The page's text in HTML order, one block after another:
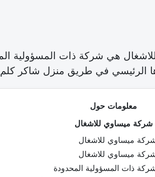
هي شركة ذات المسؤولية
في طريق منزل شاكر كلم 3 صفاقس الجنوبية (
معلومات حول
شركة ميساوي للاشغال
ميساوي للاشغال
ميساوي للاشغال
ذات المسؤولية المحدودة